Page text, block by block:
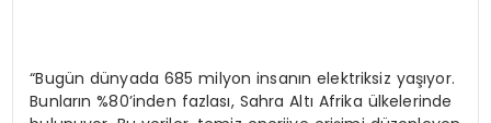
“Bugün dünyada 685 milyon insanın elektriksiz yaşıyor.
Bunların %80’inden fazlası, Sahra Altı Afrika ülkelerinde